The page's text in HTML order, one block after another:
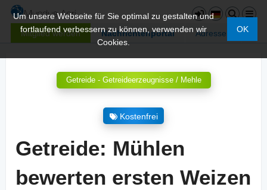
Mitglied werden Nachrichtenportal Adressen
Um unsere Webseite für Sie optimal zu gestalten und
fortlaufend verbessern zu können, verwenden wir
Cookies.
OK
Getreide - Getreideerzeugnisse / Mehle
Kostenfrei
Getreide: Mühlen
bewerten ersten Weizen